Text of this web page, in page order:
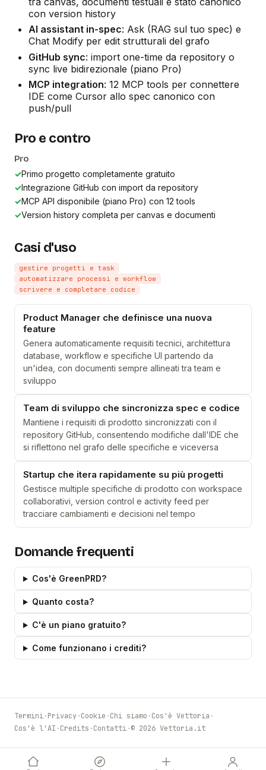
con version history
AI assistant in-spec: Ask (RAG sul tuo spec) e
Chat Modify per edit strutturali del grafo
GitHub sync: import one-time da repository o
sync live bidirezionale (piano Pro)
MCP integration: 12 MCP tools per connettere
IDE come Cursor allo spec canonico con
push/pull
Pro e contro
Pro
✓Primo progetto completamente gratuito
✓Integrazione GitHub con import da repository
✓MCP API disponibile (piano Pro) con 12 tools
✓Version history completa per canvas e documenti
Casi d'uso
gestire progetti e task
automatizzare processi e workflow
scrivere e completare codice
Product Manager che definisce una nuova
feature
Genera automaticamente requisiti tecnici, architettura
database, workflow e specifiche UI partendo da
un'idea, con documenti sempre allineati tra team e
sviluppo
Team di sviluppo che sincronizza spec e codice
Mantiene i requisiti di prodotto sincronizzati con il
repository GitHub, consentendo modifiche dall'IDE che
si riflettono nel grafo delle specifiche e viceversa
Startup che itera rapidamente su più progetti
Gestisce multiple specifiche di prodotto con workspace
collaborativi, version control e activity feed per
tracciare cambiamenti e decisioni nel tempo
Domande frequenti
Cos'è GreenPRD?
Quanto costa?
C'è un piano gratuito?
Come funzionano i crediti?
Termini·Privacy·Cookie ·Chi siamo ·Cos'è Vettoria ·
Cos'è l'AI ·Credits ·Contatti·© 2026 Vettoria.it